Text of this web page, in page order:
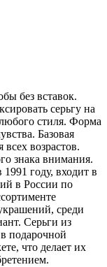
без вставок.
серьгу на
стиля. Форма
Базовая
возрастов.
знака внимания.
году, входит в
в России по
среди
Серьги из
подарочной
что делает их